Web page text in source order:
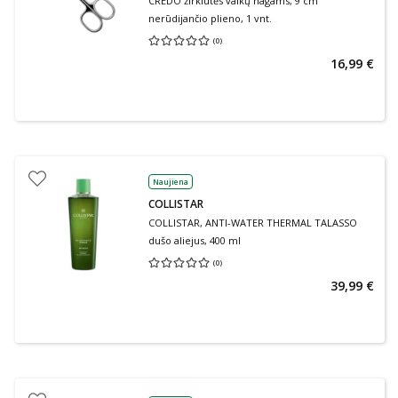
nerūdijančio plieno, 1 vnt.
(0)
Vidutinis įvertinimas 0.00
16,99 €
Naujiena
COLLISTAR
COLLISTAR, ANTI-WATER THERMAL TALASSO
dušo aliejus, 400 ml
(0)
Vidutinis įvertinimas 0.00
39,99 €